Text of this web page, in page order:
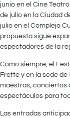
junio en el Cine
de julio en la Ciudad
julio en el Complejo
propuesta sigue
espectadores de la
Como siempre, el
Frette y en la sede de
maestras, conciertos
espectáculos para
Las entradas